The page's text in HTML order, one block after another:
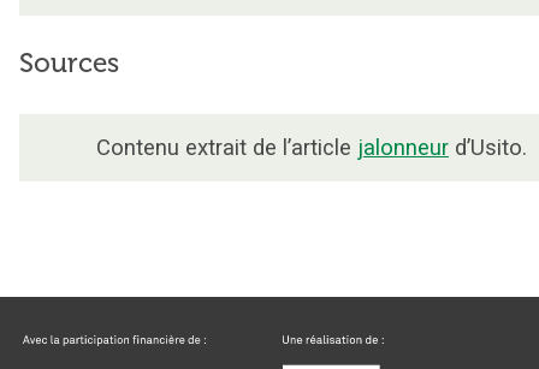
Sources
Contenu extrait de l’article jalonneur d’Usito.